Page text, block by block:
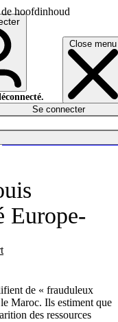
hoofdinhoud
Close menu
Se connecter
Europe-
de « frauduleux
Maroc. Ils estiment que
des ressources